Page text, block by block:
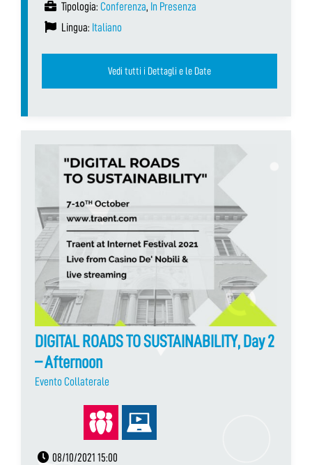
Tipologia: Conferenza, In Presenza
Lingua: Italiano
Vedi tutti i Dettagli e le Date
DIGITAL ROADS TO SUSTAINABILITY, Day 2
– Afternoon
Evento Collaterale
08/10/2021 15:00